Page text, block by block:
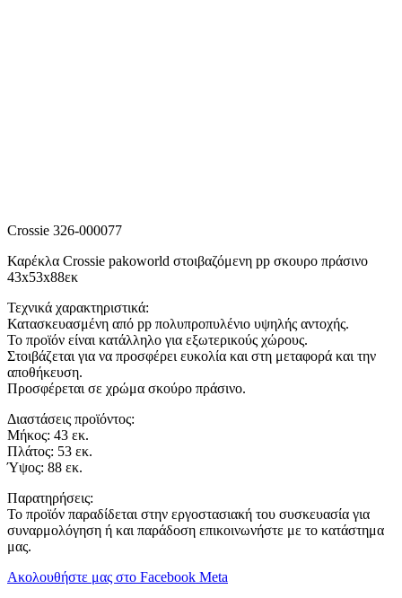
Crossie 326-000077
Καρέκλα Crossie pakoworld στοιβαζόμενη pp σκουρο πράσινο
43x53x88εκ
Τεχνικά χαρακτηριστικά:
Κατασκευασμένη από pp πολυπροπυλένιο υψηλής αντοχής.
Το προϊόν είναι κατάλληλο για εξωτερικούς χώρους.
Στοιβάζεται για να προσφέρει ευκολία και στη μεταφορά και την
αποθήκευση.
Προσφέρεται σε χρώμα σκούρο πράσινο.
Διαστάσεις προϊόντος:
Μήκος: 43 εκ.
Πλάτος: 53 εκ.
Ύψος: 88 εκ.
Παρατηρήσεις:
Το προϊόν παραδίδεται στην εργοστασιακή του συσκευασία για
συναρμολόγηση ή και παράδοση επικοινωνήστε με το κατάστημα
μας.
Ακολουθήστε μας στο Facebook Meta